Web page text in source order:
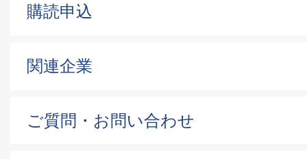
購読申込
関連企業
ご質問・お問い合わせ